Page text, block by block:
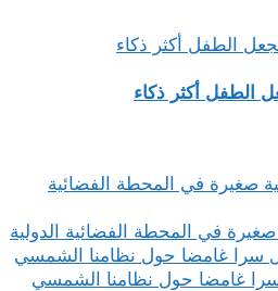
الطفل أكثر ذكاء
في المحطة الفضائية الدولية
غامضا حول نظامنا الشمسي